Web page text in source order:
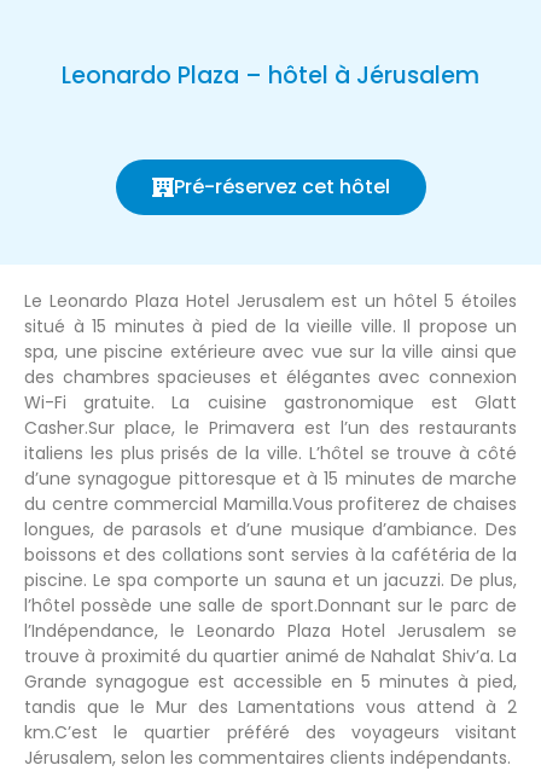
Leonardo Plaza – hôtel à Jérusalem
Pré-réservez cet hôtel
Le Leonardo Plaza Hotel Jerusalem est un hôtel 5 étoiles
situé à 15 minutes à pied de la vieille ville. Il propose un
spa, une piscine extérieure avec vue sur la ville ainsi que
des chambres spacieuses et élégantes avec connexion
Wi-Fi gratuite. La cuisine gastronomique est Glatt
Casher.Sur place, le Primavera est l’un des restaurants
italiens les plus prisés de la ville. L’hôtel se trouve à côté
d’une synagogue pittoresque et à 15 minutes de marche
du centre commercial Mamilla.Vous profiterez de chaises
longues, de parasols et d’une musique d’ambiance. Des
boissons et des collations sont servies à la cafétéria de la
piscine. Le spa comporte un sauna et un jacuzzi. De plus,
l’hôtel possède une salle de sport.Donnant sur le parc de
l’Indépendance, le Leonardo Plaza Hotel Jerusalem se
trouve à proximité du quartier animé de Nahalat Shiv’a. La
Grande synagogue est accessible en 5 minutes à pied,
tandis que le Mur des Lamentations vous attend à 2
km.C’est le quartier préféré des voyageurs visitant
Jérusalem, selon les commentaires clients indépendants.